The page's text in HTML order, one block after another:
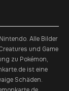
Alle Bilder
und Game
zu Pokémon,
ist eine
Schäden.